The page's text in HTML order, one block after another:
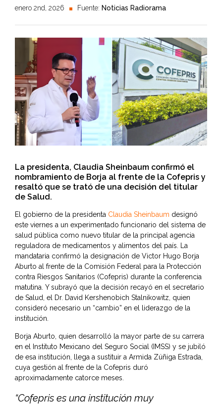
enero 2nd, 2026 Fuente: Noticias Radiorama
La presidenta, Claudia Sheinbaum confirmó el
nombramiento de Borja al frente de la Cofepris y
resaltó que se trató de una decisión del titular
de Salud.
El gobierno de la presidenta Claudia Sheinbaum designó
este viernes a un experimentado funcionario del sistema de
salud pública como nuevo titular de la principal agencia
reguladora de medicamentos y alimentos del país. La
mandataria confirmó la designación de Victor Hugo Borja
Aburto al frente de la Comisión Federal para la Protección
contra Riesgos Sanitarios (Cofepris) durante la conferencia
matutina. Y subrayó que la decisión recayó en el secretario
de Salud, el Dr. David Kershenobich Stalnikowitz, quien
consideró necesario un “cambio” en el liderazgo de la
institución.
Borja Aburto, quien desarrolló la mayor parte de su carrera
en el Instituto Mexicano del Seguro Social (IMSS) y se jubiló
de esa institución, llega a sustituir a Armida Zúñiga Estrada,
cuya gestión al frente de la Cofepris duró
aproximadamente catorce meses.
“Cofepris es una institución muy